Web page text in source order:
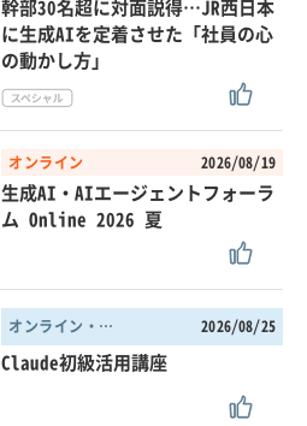
幹部30名超に対面説得…JR西日本
に生成AIを定着させた「社員の心
の動かし方」
オンライン 2026/08/19
生成AI・AIエージェントフォーラ
ム Online 2026 夏
オンライン・東京都 2026/08/25
Claude初級活用講座